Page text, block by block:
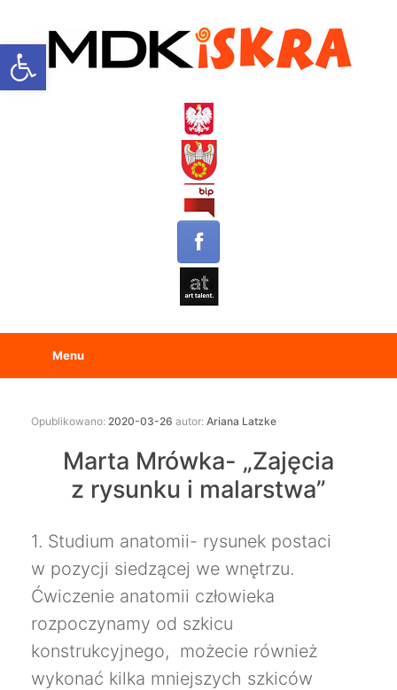
Open toolbar
Menu
Opublikowano: 2020-03-26 autor: Ariana Latzke
Marta Mrówka- „Zajęcia
z rysunku i malarstwa”
1. Studium anatomii- rysunek postaci
w pozycji siedzącej we wnętrzu.
Ćwiczenie anatomii człowieka
rozpoczynamy od szkicu
konstrukcyjnego, możecie również
wykonać kilka mniejszych szkiców